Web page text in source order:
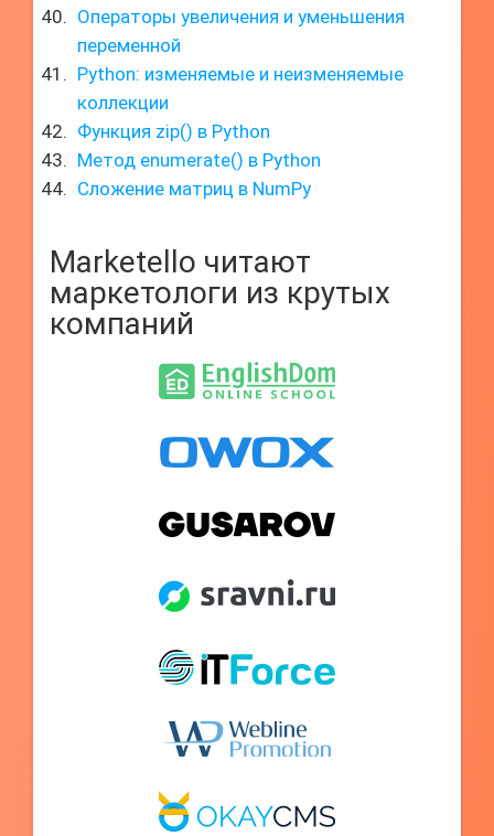
Операторы увеличения и уменьшения
переменной
Python: изменяемые и неизменяемые
коллекции
Функция zip() в Python
Метод enumerate() в Python
Сложение матриц в NumPy
Marketello читают
маркетологи из крутых
компаний